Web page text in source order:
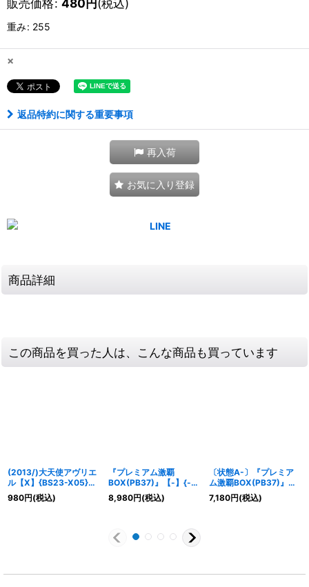
販売価格: 480円(税込)
重み: 255
×
返品特約に関する重要事項
再入荷
お気に入り登録
商品詳細
この商品を買った人は、こんな商品も買っています
(2013/)大天使アヴリエ
ル【X】{BS23-X05}
《黄》
980円(税込)
『プレミアム激覇
BOX(PB37)』【-】{-}
《サプライ》
8,980円(税込)
〔状態A-〕『プレミア
ム激覇BOX(PB37)』
【-】{-}《サプライ》
7,180円(税込)